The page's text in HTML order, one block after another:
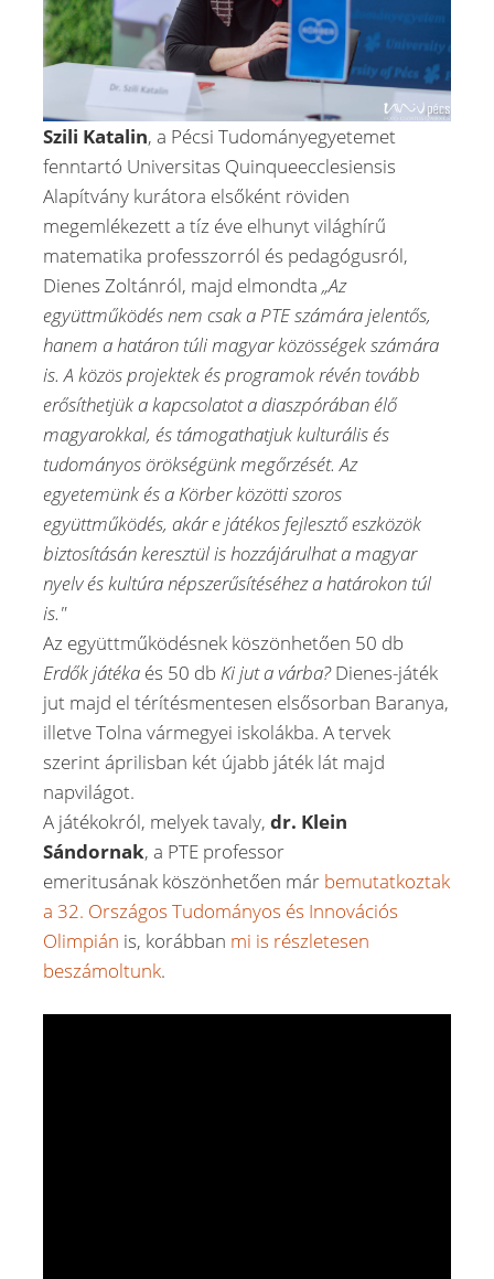
Szili Katalin, a Pécsi Tudományegyetemet
fenntartó Universitas Quinqueecclesiensis
Alapítvány kurátora elsőként röviden
megemlékezett a tíz éve elhunyt világhírű
matematika professzorról és pedagógusról,
Dienes Zoltánról, majd elmondta „Az
együttműködés nem csak a PTE számára jelentős,
hanem a határon túli magyar közösségek számára
is. A közös projektek és programok révén tovább
erősíthetjük a kapcsolatot a diaszpórában élő
magyarokkal, és támogathatjuk kulturális és
tudományos örökségünk megőrzését. Az
egyetemünk és a Körber közötti szoros
együttműködés, akár e játékos fejlesztő eszközök
biztosításán keresztül is hozzájárulhat a magyar
nyelv és kultúra népszerűsítéséhez a határokon túl
is."
Az együttműködésnek köszönhetően 50 db
Erdők játéka és 50 db Ki jut a várba?Dienes-játék
jut majd el térítésmentesen elsősorban Baranya,
illetve Tolna vármegyei iskolákba. A tervek
szerint áprilisban két újabb játék lát majd
napvilágot.
A játékokról, melyek tavaly, dr. Klein
Sándornak, a PTE professor
emeritusának köszönhetően már bemutatkoztak
a 32. Országos Tudományos és Innovációs
Olimpián is, korábban mi is részletesen
beszámoltunk.